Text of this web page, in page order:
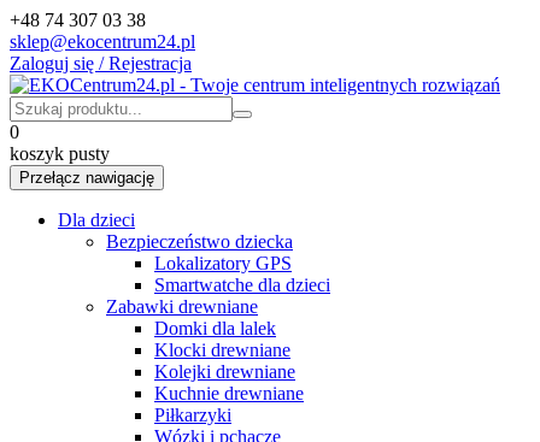
+48 74 307 03 38
sklep@ekocentrum24.pl
Zaloguj się / Rejestracja
0
koszyk pusty
Przełącz nawigację
Dla dzieci
Bezpieczeństwo dziecka
Lokalizatory GPS
Smartwatche dla dzieci
Zabawki drewniane
Domki dla lalek
Klocki drewniane
Kolejki drewniane
Kuchnie drewniane
Piłkarzyki
Wózki i pchacze